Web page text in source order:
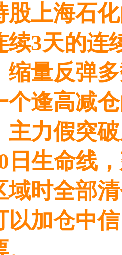
股上海石
续3天的连
缩量反弹
个逢高减
主力假突
日生命线
域时全部
以加仓中